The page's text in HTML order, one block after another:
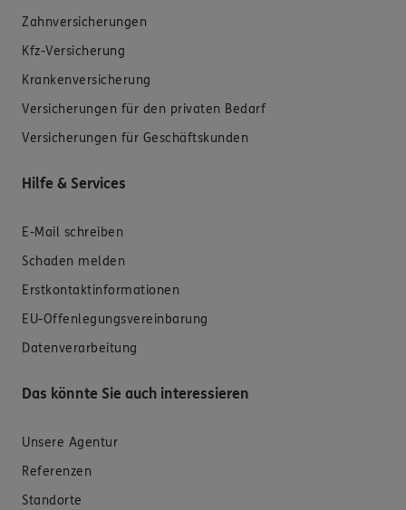
Zahnversicherungen
Kfz-Versicherung
Krankenversicherung
Versicherungen für den privaten Bedarf
Versicherungen für Geschäftskunden
Hilfe & Services
E-Mail schreiben
Schaden melden
Erstkontaktinformationen
EU-Offenlegungsvereinbarung
Datenverarbeitung
Das könnte Sie auch interessieren
Unsere Agentur
Referenzen
Standorte